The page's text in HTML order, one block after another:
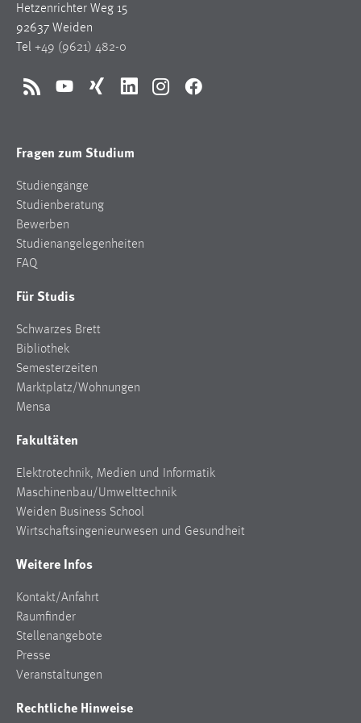
Hetzenrichter Weg 15
92637 Weiden
Tel +49 (9621) 482-0
RSS YouTubeXing LinkedInInstagramFacebook
Fragen zum Studium
Studiengänge
Studienberatung
Bewerben
Studienangelegenheiten
FAQ
Für Studis
Schwarzes Brett
Bibliothek
Semesterzeiten
Marktplatz/Wohnungen
Mensa
Fakultäten
Elektrotechnik, Medien und Informatik
Maschinenbau/Umwelttechnik
Weiden Business School
Wirtschaftsingenieurwesen und Gesundheit
Weitere Infos
Kontakt/Anfahrt
Raumfinder
Stellenangebote
Presse
Veranstaltungen
Rechtliche Hinweise
1 Jahr
Name:
Für performante Seitenauslieferung wird in diesem Cookie
Sprachpräferenz
Name:
Zweck:
Cookie Laufzeit:
30 Tage
Name:
chat-frame-style-5e9dbeb1811c0446
Zweck:
Wird benötigt um die Chatfunktion nutzen zu können.
Cookie Laufzeit:
5e9dbeb1811c0446 = Sitzungslaufzeit, mibew_locale = 3
Jahre, MIBEW_UserID = 1 Jahr
fe_user, be_user, be_lastLoginProvider